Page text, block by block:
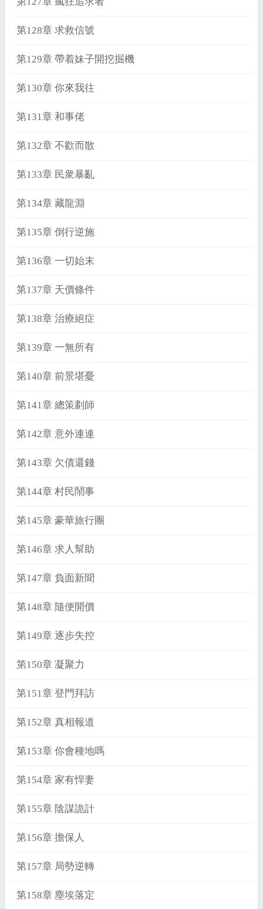
第128章 求救信號
第129章 帶着妹子開挖掘機
第130章 你來我往
第131章 和事佬
第132章 不歡而散
第133章 民衆暴亂
第134章 藏龍淵
第135章 倒行逆施
第136章 一切始末
第137章 天價條件
第138章 治療絕症
第139章 一無所有
第140章 前景堪憂
第141章 總策劃師
第142章 意外連連
第143章 欠債還錢
第144章 村民鬧事
第145章 豪華旅行團
第146章 求人幫助
第147章 負面新聞
第148章 隨便開價
第149章 逐步失控
第150章 凝聚力
第151章 登門拜訪
第152章 真相報道
第153章 你會種地嗎
第154章 家有悍妻
第155章 陰謀詭計
第156章 擔保人
第157章 局勢逆轉
第158章 塵埃落定